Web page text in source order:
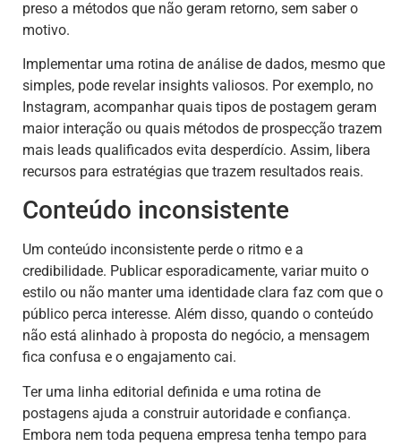
preso a métodos que não geram retorno, sem saber o
motivo.
Implementar uma rotina de análise de dados, mesmo que
simples, pode revelar insights valiosos. Por exemplo, no
Instagram, acompanhar quais tipos de postagem geram
maior interação ou quais métodos de prospecção trazem
mais leads qualificados evita desperdício. Assim, libera
recursos para estratégias que trazem resultados reais.
Conteúdo inconsistente
Um conteúdo inconsistente perde o ritmo e a
credibilidade. Publicar esporadicamente, variar muito o
estilo ou não manter uma identidade clara faz com que o
público perca interesse. Além disso, quando o conteúdo
não está alinhado à proposta do negócio, a mensagem
fica confusa e o engajamento cai.
Ter uma linha editorial definida e uma rotina de
postagens ajuda a construir autoridade e confiança.
Embora nem toda pequena empresa tenha tempo para